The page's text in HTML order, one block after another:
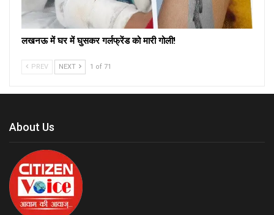
लखनऊ में घर में घुसकर गर्लफ्रेंड को मारी गोली!
PREV NEXT 1 of 71
About Us